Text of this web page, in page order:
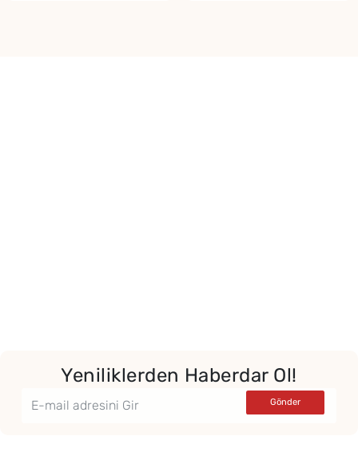
Yeniliklerden Haberdar Ol!